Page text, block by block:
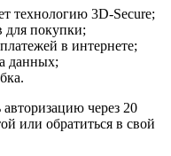
технологию 3D-Secure;
для покупки;
в интернете;
данных;
через 20
или обратиться в свой